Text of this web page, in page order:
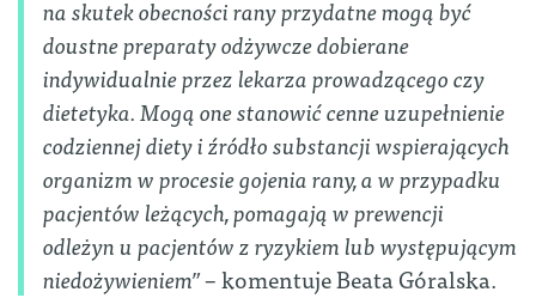
na skutek obecności rany przydatne mogą być
doustne preparaty odżywcze dobierane
indywidualnie przez lekarza prowadzącego czy
dietetyka. Mogą one stanowić cenne uzupełnienie
codziennej diety i źródło substancji wspierających
organizm w procesie gojenia rany, a w przypadku
pacjentów leżących, pomagają w prewencji
odleżyn u pacjentów z ryzykiem lub występującym
niedożywieniem”– komentuje Beata Góralska.